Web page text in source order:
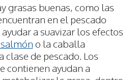
grasas buenas, como las
en el pescado
a suavizar los efectos
o la caballa
clase de pescado. Los
contienen ayudan a